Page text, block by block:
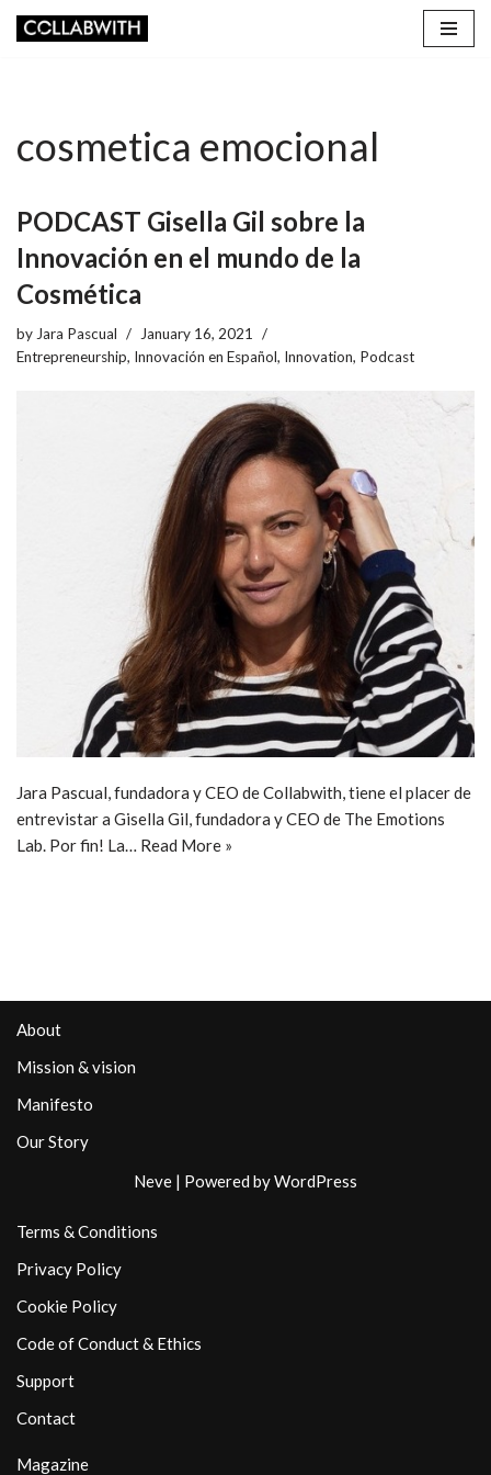
cosmetica emocional
PODCAST Gisella Gil sobre la
Innovación en el mundo de la
Cosmética
by Jara Pascual
January 16, 2021
Entrepreneurship, Innovación en Español, Innovation, Podcast
Jara Pascual, fundadora y CEO de Collabwith, tiene el placer de
entrevistar a Gisella Gil, fundadora y CEO de The Emotions
Lab. Por fin! La… Read More »
About
Mission & vision
Manifesto
Our Story
Neve | Powered byWordPress
Terms & Conditions
Privacy Policy
Cookie Policy
Code of Conduct & Ethics
Support
Contact
Magazine